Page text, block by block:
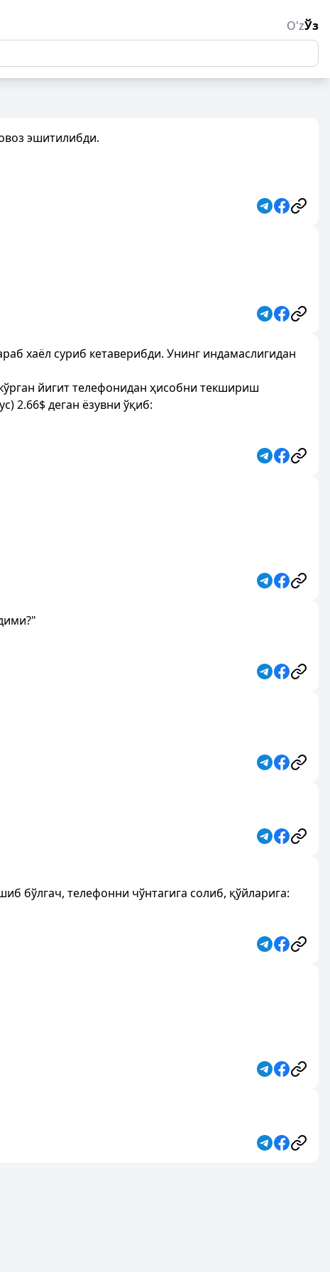
O'zЎз
эшитилибди.
хаёл суриб кетаверибди. Унинг индамаслигидан
йигит телефонидан ҳисобни текшириш
2.66$ деган ёзувни ўқиб:
бўлгач, телефонни чўнтагига солиб, қўйларига: